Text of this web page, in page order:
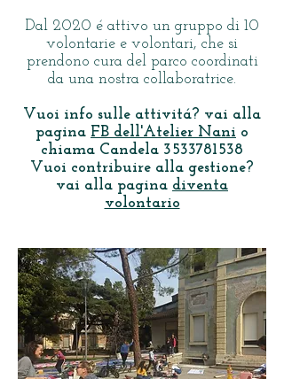
Dal 2020 é attivo un gruppo di 10
volontarie e volontari, che si
prendono cura del parco coordinati
da una nostra collaboratrice.
Vuoi info sulle attivitá? vai alla
pagina FB dell'Atelier Nani o
chiama Candela 3533781538
Vuoi contribuire alla gestione?
vai alla pagina diventa
volontario